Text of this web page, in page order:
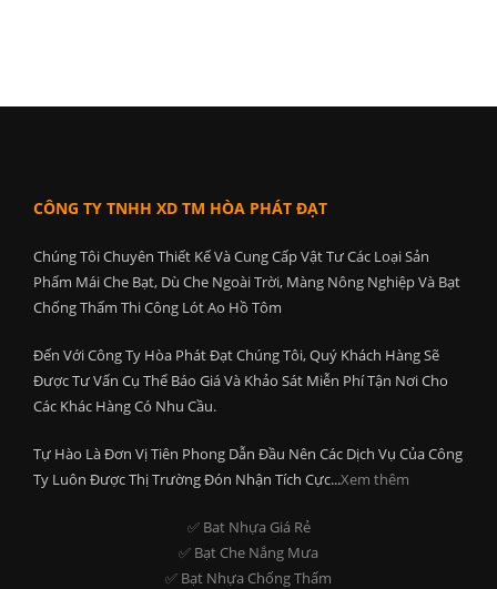
CÔNG TY TNHH XD TM HÒA PHÁT ĐẠT
Chúng Tôi Chuyên Thiết Kế Và Cung Cấp Vật Tư Các Loại Sản
Phẩm Mái Che Bạt, Dù Che Ngoài Trời, Màng Nông Nghiệp Và Bạt
Chống Thấm Thi Công Lót Ao Hồ Tôm
Đến Với Công Ty Hòa Phát Đạt Chúng Tôi, Quý Khách Hàng Sẽ
Được Tư Vấn Cụ Thể Báo Giá Và Khảo Sát Miễn Phí Tận Nơi Cho
Các Khác Hàng Có Nhu Cầu.
Tự Hào Là Đơn Vị Tiên Phong Dẫn Đầu Nên Các Dịch Vụ Của Công
Ty Luôn Được Thị Trường Đón Nhận Tích Cực...Xem thêm
✅ Bat Nhựa Giá Rẻ
✅ Bạt Che Nắng Mưa
✅ Bạt Nhựa Chống Thấm